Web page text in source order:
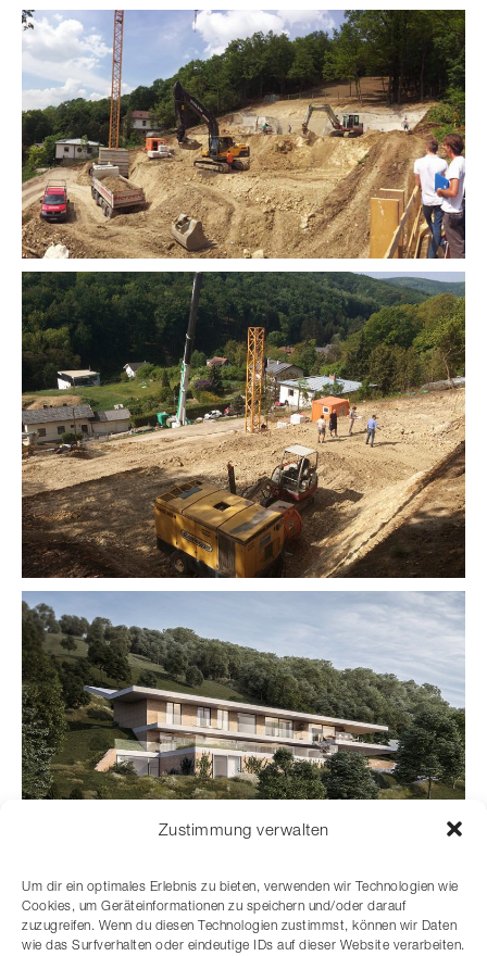
Zustimmung verwalten
Um dir ein optimales Erlebnis zu bieten, verwenden wir Technologien wie
Cookies, um Geräteinformationen zu speichern und/oder darauf
zuzugreifen. Wenn du diesen Technologien zustimmst, können wir Daten
wie das Surfverhalten oder eindeutige IDs auf dieser Website verarbeiten.